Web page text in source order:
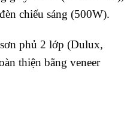
chiếu sáng (500W).
phủ 2 lớp (Dulux,
thiện bằng veneer